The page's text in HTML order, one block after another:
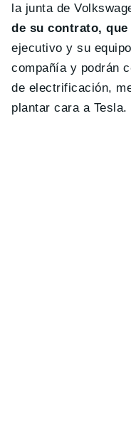
la junta de
de su contrato, que
ejecutivo y su
compañía y podrán
de electrificación,
plantar cara a Tesla.